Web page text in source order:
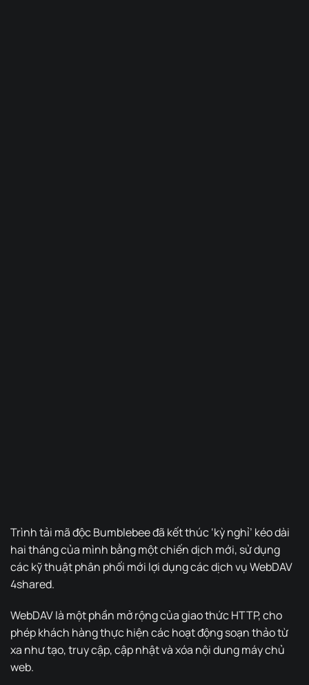
Trình tải mã độc Bumblebee đã kết thúc ‘kỳ nghỉ’ kéo dài
hai tháng của mình bằng một chiến dịch mới, sử dụng
các kỹ thuật phân phối mới lợi dụng các dịch vụ WebDAV
4shared.
WebDAV là một phần mở rộng của giao thức HTTP, cho
phép khách hàng thực hiện các hoạt động soạn thảo từ
xa như tạo, truy cập, cập nhật và xóa nội dung máy chủ
web.